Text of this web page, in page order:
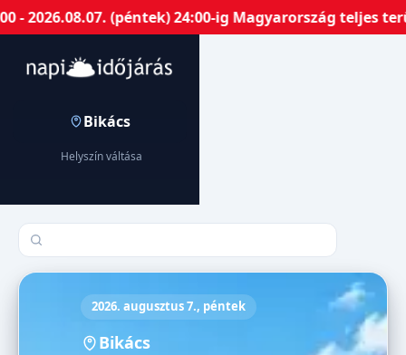
(péntek) 24:00-ig Magyarország teljes
Bikács
Helyszín váltása
Település keresése
2026. augusztus 7., péntek
Bikács